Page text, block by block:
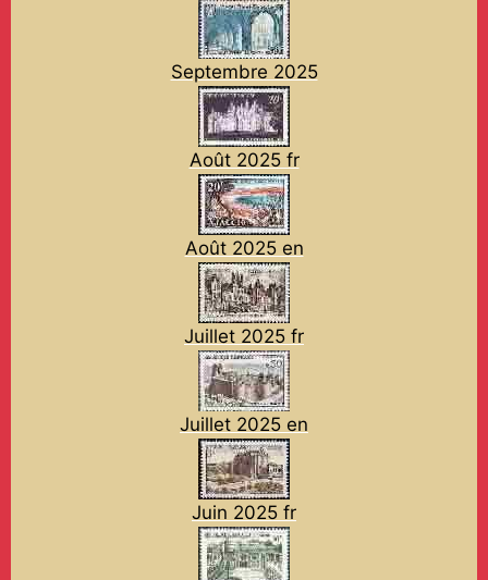
Septembre 2025
Août 2025 fr
Août 2025 en
Juillet 2025 fr
Juillet 2025 en
Juin 2025 fr